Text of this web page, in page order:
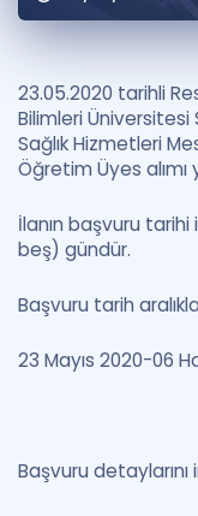
Puan
ÖSYM Sınav
Kampanyalar
Blog
23.05.2020 tarihli
Bilimleri Üniversitesi
Sağlık Hizmetleri
Öğretim Üyes alımı
İlanın başvuru tarihi
beş) gündür.
Başvuru tarih
23 Mayıs 2020-06
Başvuru